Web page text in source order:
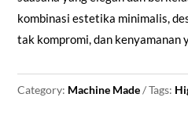
kombinasi estetika minimalis,
tak kompromi, dan kenyamanan
Category: Machine Made Tags: